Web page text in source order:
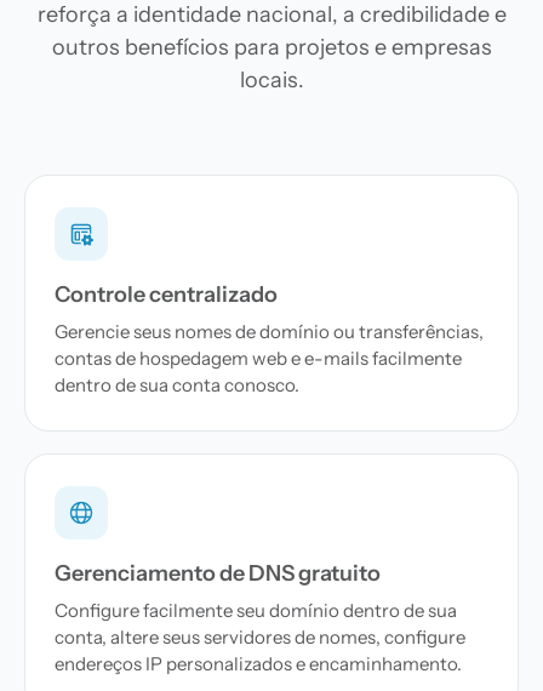
reforça a identidade nacional, a credibilidade e
outros benefícios para projetos e empresas
locais.
Controle centralizado
Gerencie seus nomes de domínio ou transferências,
contas de hospedagem web e e-mails facilmente
dentro de sua conta conosco.
Gerenciamento de DNS gratuito
Configure facilmente seu domínio dentro de sua
conta, altere seus servidores de nomes, configure
endereços IP personalizados e encaminhamento.